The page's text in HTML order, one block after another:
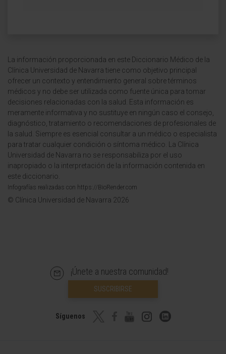
La información proporcionada en este Diccionario Médico de la
Clínica Universidad de Navarra tiene como objetivo principal
ofrecer un contexto y entendimiento general sobre términos
médicos y no debe ser utilizada como fuente única para tomar
decisiones relacionadas con la salud. Esta información es
meramente informativa y no sustituye en ningún caso el consejo,
diagnóstico, tratamiento o recomendaciones de profesionales de
la salud. Siempre es esencial consultar a un médico o especialista
para tratar cualquier condición o síntoma médico. La Clínica
Universidad de Navarra no se responsabiliza por el uso
inapropiado o la interpretación de la información contenida en
este diccionario.
Infografías realizadas con https://BioRender.com
© Clínica Universidad de Navarra 2026
¡Únete a nuestra comunidad!
SUSCRIBIRSE
Síguenos